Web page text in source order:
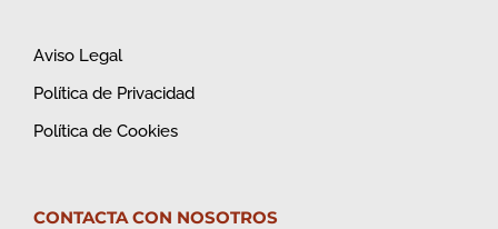
Aviso Legal
Política de Privacidad
Política de Cookies
CONTACTA CON NOSOTROS